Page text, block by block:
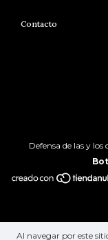
Al navegar por este
Contacto
Defensa de las y